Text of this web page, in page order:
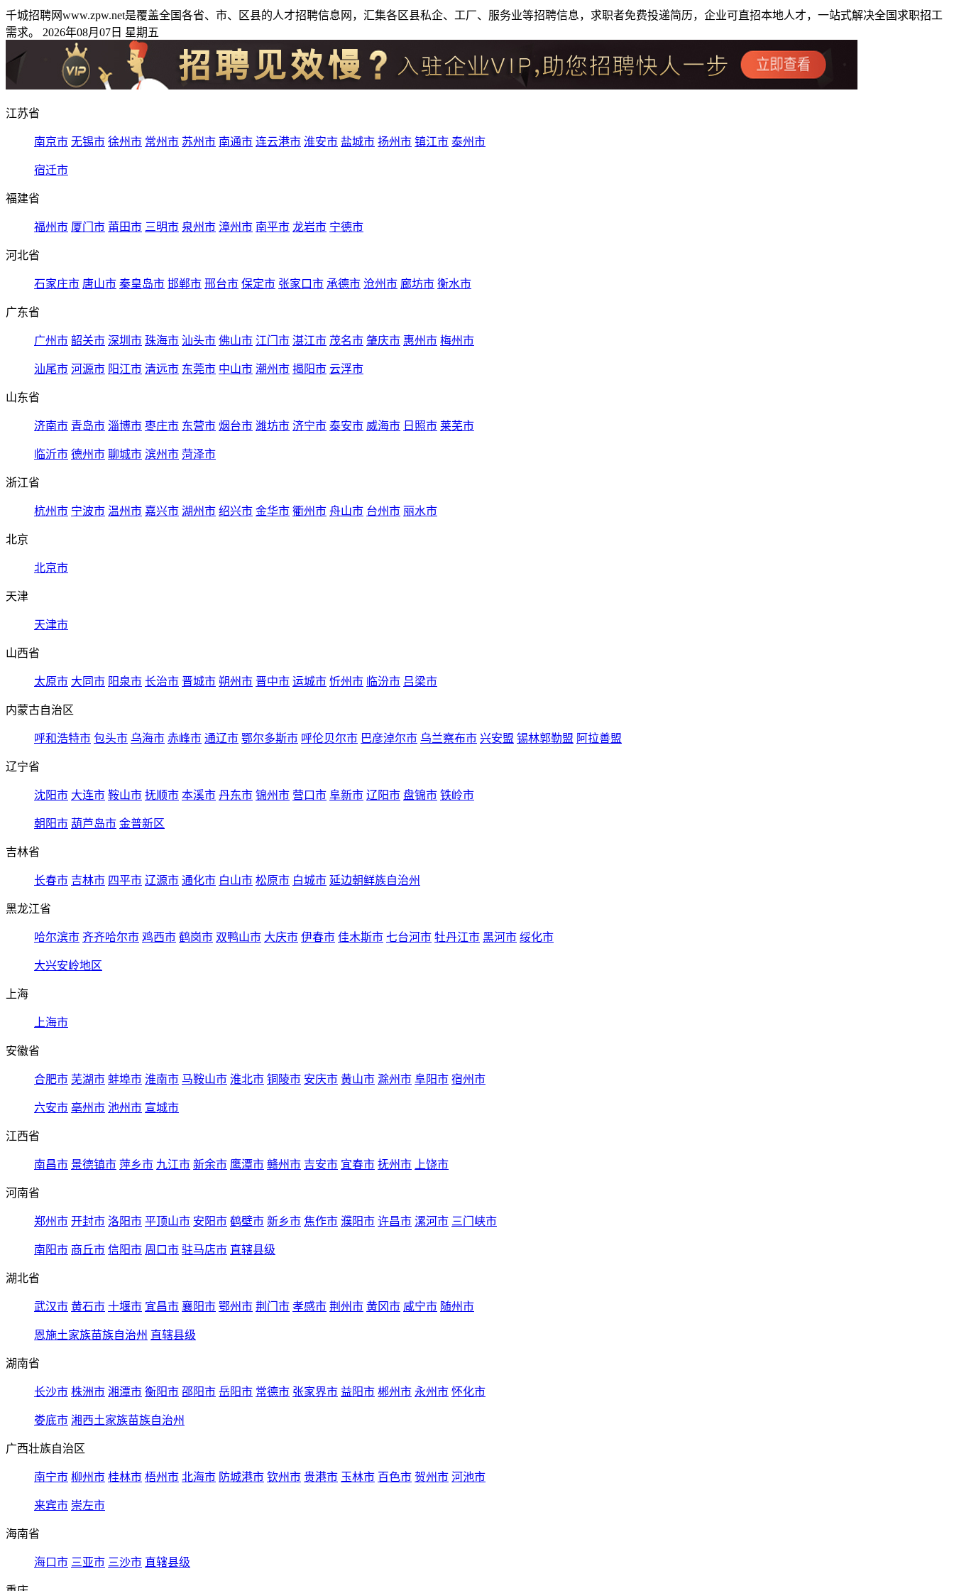
千城招聘网www.zpw.net是覆盖全国各省、市、区县的人才招聘信息网，汇集各区县私企、工厂、服务业等招聘信息，求职者免费投递简历，企业可直招本地人才，一站式解决全国求职招工
需求。 2026年08月07日 星期五
江苏省
南京市 无锡市 徐州市 常州市 苏州市 南通市 连云港市 淮安市 盐城市 扬州市 镇江市 泰州市
宿迁市
福建省
福州市 厦门市 莆田市 三明市 泉州市 漳州市 南平市 龙岩市 宁德市
河北省
石家庄市 唐山市 秦皇岛市 邯郸市 邢台市 保定市 张家口市 承德市 沧州市 廊坊市 衡水市
广东省
广州市 韶关市 深圳市 珠海市 汕头市 佛山市 江门市 湛江市 茂名市 肇庆市 惠州市 梅州市
汕尾市 河源市 阳江市 清远市 东莞市 中山市 潮州市 揭阳市 云浮市
山东省
济南市 青岛市 淄博市 枣庄市 东营市 烟台市 潍坊市 济宁市 泰安市 威海市 日照市 莱芜市
临沂市 德州市 聊城市 滨州市 菏泽市
浙江省
杭州市 宁波市 温州市 嘉兴市 湖州市 绍兴市 金华市 衢州市 舟山市 台州市 丽水市
北京
北京市
天津
天津市
山西省
太原市 大同市 阳泉市 长治市 晋城市 朔州市 晋中市 运城市 忻州市 临汾市 吕梁市
内蒙古自治区
呼和浩特市 包头市 乌海市 赤峰市 通辽市 鄂尔多斯市 呼伦贝尔市 巴彦淖尔市 乌兰察布市 兴安盟 锡林郭勒盟 阿拉善盟
辽宁省
沈阳市 大连市 鞍山市 抚顺市 本溪市 丹东市 锦州市 营口市 阜新市 辽阳市 盘锦市 铁岭市
朝阳市 葫芦岛市 金普新区
吉林省
长春市 吉林市 四平市 辽源市 通化市 白山市 松原市 白城市 延边朝鲜族自治州
黑龙江省
哈尔滨市 齐齐哈尔市 鸡西市 鹤岗市 双鸭山市 大庆市 伊春市 佳木斯市 七台河市 牡丹江市 黑河市 绥化市
大兴安岭地区
上海
上海市
安徽省
合肥市 芜湖市 蚌埠市 淮南市 马鞍山市 淮北市 铜陵市 安庆市 黄山市 滁州市 阜阳市 宿州市
六安市 亳州市 池州市 宣城市
江西省
南昌市 景德镇市 萍乡市 九江市 新余市 鹰潭市 赣州市 吉安市 宜春市 抚州市 上饶市
河南省
郑州市 开封市 洛阳市 平顶山市 安阳市 鹤壁市 新乡市 焦作市 濮阳市 许昌市 漯河市 三门峡市
南阳市 商丘市 信阳市 周口市 驻马店市 直辖县级
湖北省
武汉市 黄石市 十堰市 宜昌市 襄阳市 鄂州市 荆门市 孝感市 荆州市 黄冈市 咸宁市 随州市
恩施土家族苗族自治州 直辖县级
湖南省
长沙市 株洲市 湘潭市 衡阳市 邵阳市 岳阳市 常德市 张家界市 益阳市 郴州市 永州市 怀化市
娄底市 湘西土家族苗族自治州
广西壮族自治区
南宁市 柳州市 桂林市 梧州市 北海市 防城港市 钦州市 贵港市 玉林市 百色市 贺州市 河池市
来宾市 崇左市
海南省
海口市 三亚市 三沙市 直辖县级